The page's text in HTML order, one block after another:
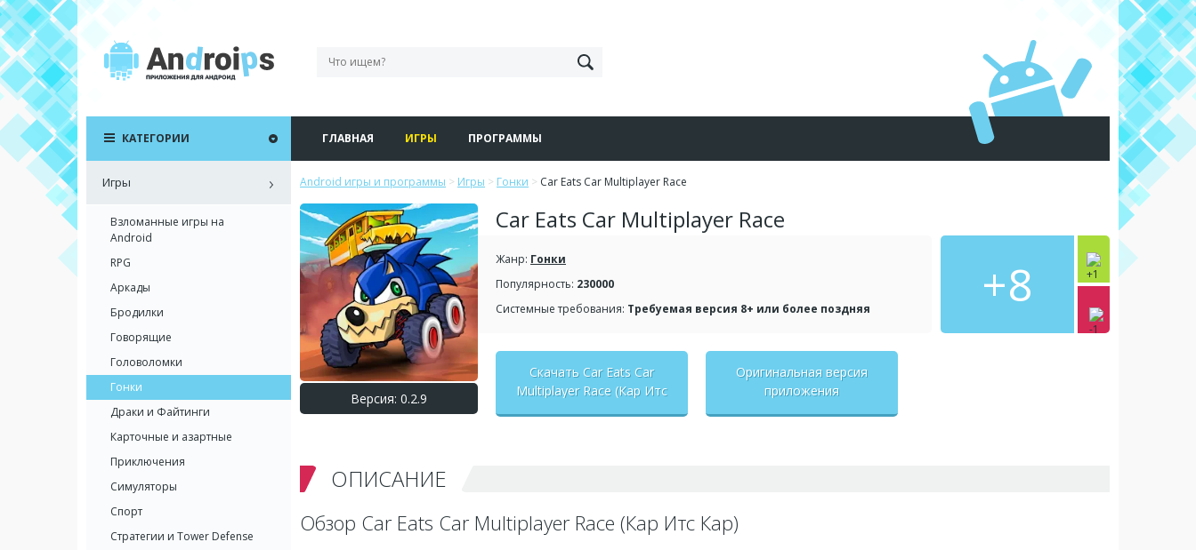
ГЛАВНАЯ ИГРЫ ПРОГРАММЫ
Android игры и программы > Игры > Гонки > Car Eats Car Multiplayer Race
Версия: 0.2.9
Car Eats Car Multiplayer Race
+8
Жанр: Гонки
Популярность: 230000
Системные требования: Требуемая версия 8+ или более поздняя
Скачать Car Eats Car
Multiplayer Race (Кар Итс
Оригинальная версия
приложения
ОПИСАНИЕ
Обзор Car Eats Car Multiplayer Race (Кар Итс Кар)
КАТЕГОРИИ
Игры
Взломанные игры на
Android
RPG
Аркады
Бродилки
Говорящие
Головоломки
Гонки
Драки и Файтинги
Карточные и азартные
Приключения
Симуляторы
Спорт
Стратегии и Tower Defense